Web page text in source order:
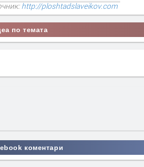
http://ploshtadslaveikov.com
по темата
коментари